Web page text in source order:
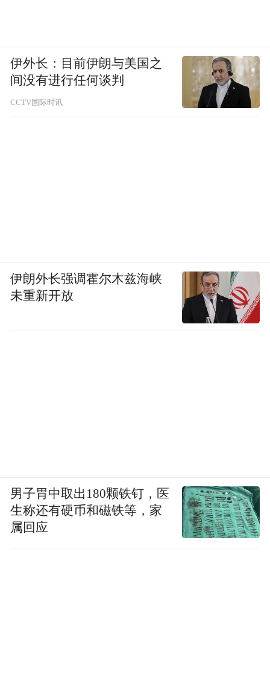
伊外长：目前伊朗与美国之
间没有进行任何谈判
CCTV国际时讯
伊朗外长强调霍尔木兹海峡
未重新开放
男子胃中取出180颗铁钉，医
生称还有硬币和磁铁等，家
属回应